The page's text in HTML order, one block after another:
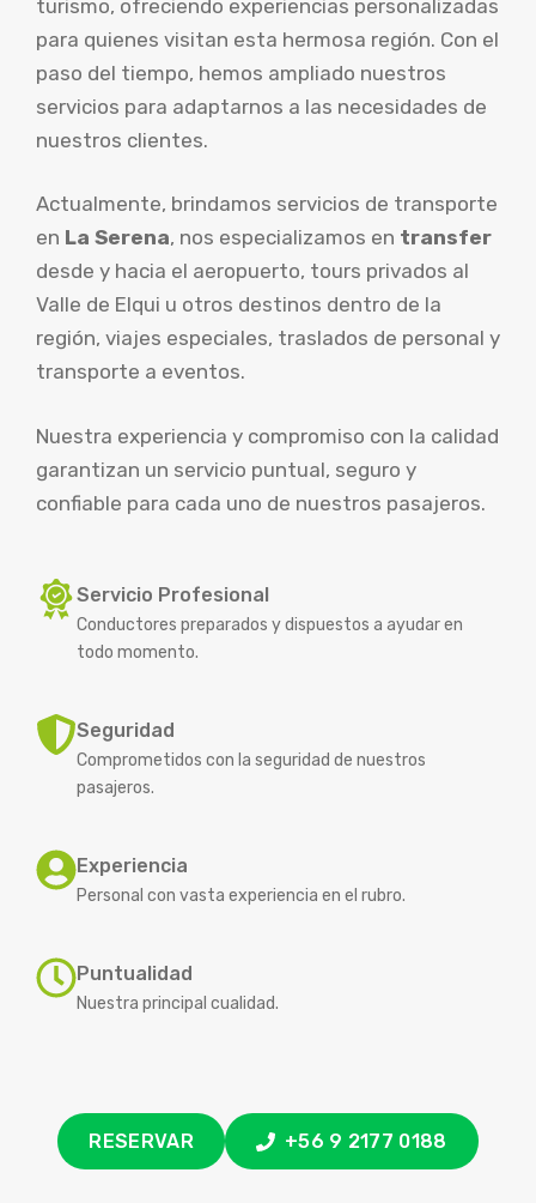
turismo, ofreciendo experiencias personalizadas
para quienes visitan esta hermosa región. Con el
paso del tiempo, hemos ampliado nuestros
servicios para adaptarnos a las necesidades de
nuestros clientes.
Actualmente, brindamos servicios de transporte
en La Serena, nos especializamos en transfer
desde y hacia el aeropuerto, tours privados al
Valle de Elqui u otros destinos dentro de la
región, viajes especiales, traslados de personal y
transporte a eventos.
Nuestra experiencia y compromiso con la calidad
garantizan un servicio puntual, seguro y
confiable para cada uno de nuestros pasajeros.
Servicio Profesional
Conductores preparados y dispuestos a ayudar en
todo momento.
Seguridad
Comprometidos con la seguridad de nuestros
pasajeros.
Experiencia
Personal con vasta experiencia en el rubro.
Puntualidad
Nuestra principal cualidad.
RESERVAR +56 9 2177 0188